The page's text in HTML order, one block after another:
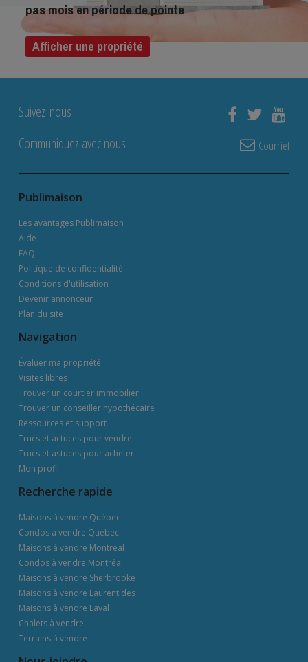
pas mois en période de pointe
Afficher une propriété
Suivez-nous
Communiquez avec nous
Courriel
Publimaison
Les avantages Publimaison
Aide
FAQ
Politique de confidentialité
Conditions d'utilisation
Devenir annonceur
Plan du site
Navigation
Évaluer ma propriété
Visites libres
Trouver un courtier immobilier
Trouver un conseiller hypothécaire
Ressources et support
Trucs et actuces pour vendre
Trucs et astuces pour acheter
Mon profil
Recherche rapide
Maisons à vendre Québec
Condos à vendre Québec
Maisons à vendre Montréal
Condos à vendre Montréal
Maisons à vendre Sherbrooke
Maisons à vendre Laurentides
Maisons à vendre Laval
Chalets à vendre
Terrains à vendre